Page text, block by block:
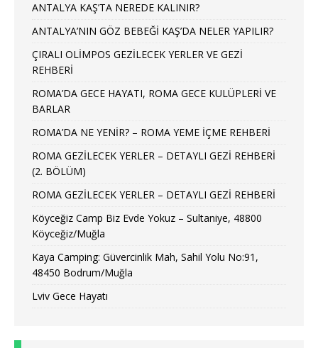
ANTALYA KAŞ’TA NEREDE KALINIR?
ANTALYA’NIN GÖZ BEBEĞİ KAŞ’DA NELER YAPILIR?
ÇIRALI OLİMPOS GEZİLECEK YERLER VE GEZİ
REHBERİ
ROMA’DA GECE HAYATI, ROMA GECE KULÜPLERİ VE
BARLAR
ROMA’DA NE YENİR? – ROMA YEME İÇME REHBERİ
ROMA GEZİLECEK YERLER – DETAYLI GEZİ REHBERİ
(2. BÖLÜM)
ROMA GEZİLECEK YERLER – DETAYLI GEZİ REHBERİ
Köyceğiz Camp Biz Evde Yokuz – Sultaniye, 48800
Köyceğiz/Muğla
Kaya Camping: Güvercinlik Mah, Sahil Yolu No:91,
48450 Bodrum/Muğla
Lviv Gece Hayatı